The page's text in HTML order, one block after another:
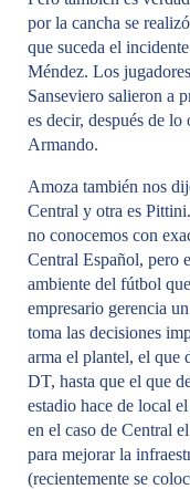
por la cancha se
que suceda el
Méndez. Los
Sanseviero salieron a
es decir, después de
Armando.
Amoza también nos
Central y otra es
no conocemos con
Central Español, pero
ambiente del fútbol
empresario gerencia
toma las decisiones
arma el plantel, el que
DT, hasta que el que
estadio hace de local
en el caso de Central
para mejorar la
(recientemente se